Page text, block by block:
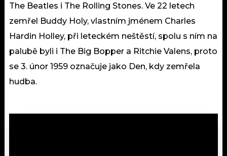
The Beatles i The Rolling Stones. Ve 22 letech
zemřel Buddy Holy, vlastním jménem Charles
Hardin Holley, při leteckém neštěstí, spolu s ním na
palubě byli i The Big Bopper a Ritchie Valens, proto
se 3. únor 1959 označuje jako Den, kdy zemřela
hudba.